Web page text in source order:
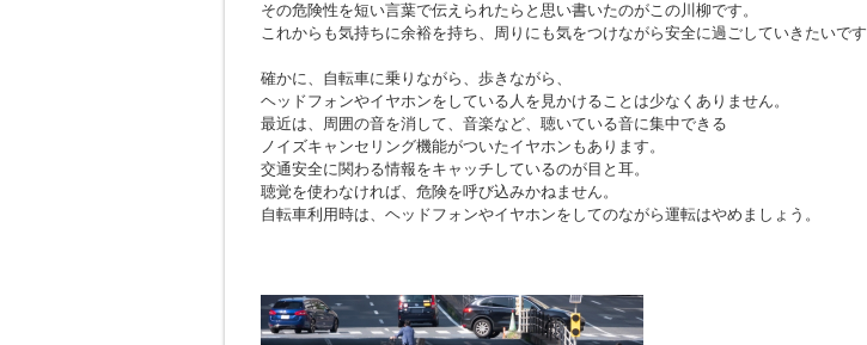
その危険性を短い言葉で伝えられたらと思い書いたのがこの川柳です。
これからも気持ちに余裕を持ち、周りにも気をつけながら安全に過ごしていきたいです
確かに、自転車に乗りながら、歩きながら、
ヘッドフォンやイヤホンをしている人を見かけることは少なくありません。
最近は、周囲の音を消して、音楽など、聴いている音に集中できる
ノイズキャンセリング機能がついたイヤホンもあります。
交通安全に関わる情報をキャッチしているのが目と耳。
聴覚を使わなければ、危険を呼び込みかねません。
自転車利用時は、ヘッドフォンやイヤホンをしてのながら運転はやめましょう。